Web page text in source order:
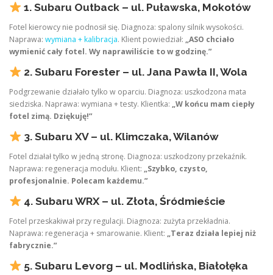
1. Subaru Outback – ul. Puławska, Mokotów
Fotel kierowcy nie podnosił się. Diagnoza: spalony silnik wysokości.
Naprawa: wymiana + kalibracja. Klient powiedział: „ASO chciało
wymienić cały fotel. Wy naprawiliście to w godzinę.”
2. Subaru Forester – ul. Jana Pawła II, Wola
Podgrzewanie działało tylko w oparciu. Diagnoza: uszkodzona mata
siedziska. Naprawa: wymiana + testy. Klientka: „W końcu mam ciepły
fotel zimą. Dziękuję!”
3. Subaru XV – ul. Klimczaka, Wilanów
Fotel działał tylko w jedną stronę. Diagnoza: uszkodzony przekaźnik.
Naprawa: regeneracja modułu. Klient: „Szybko, czysto,
profesjonalnie. Polecam każdemu.”
4. Subaru WRX – ul. Złota, Śródmieście
Fotel przeskakiwał przy regulacji. Diagnoza: zużyta przekładnia.
Naprawa: regeneracja + smarowanie. Klient: „Teraz działa lepiej niż
fabrycznie.”
5. Subaru Levorg – ul. Modlińska, Białołęka